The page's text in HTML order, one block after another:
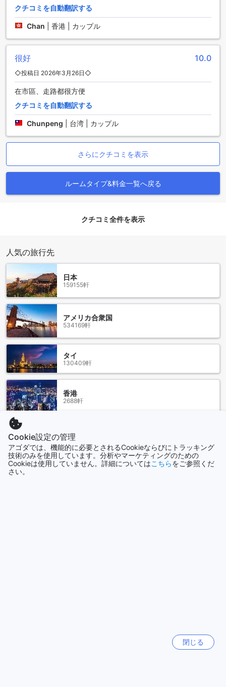
K ホテル ジーロンから徒歩圏内には、台湾のグルメと文化を
堪能できる基隆廟口夜市があります。夜市では、新鮮な海産
物や地元の美味しい屋台料理を楽しむことができ、台湾の活
の風情を感じられる絶景スポットで、海の景色とともに散策
を楽しめます。さらに、歴史的な趣を持つ台湾省城隍廟や基
隆城隍廟は、台湾の伝統的な宗教文化に触れることができる
重要な文化財です。中正公園や基隆中正公園では、緑豊かな
策好きにおすすめです。
便利な交通アクセス：基隆駅と三坑駅周辺の交通網
K ホテル ジーロンは、基隆市の中心部に位置し、公共交通機
市内外への移動がスムーズに行え、観光やビジネスの拠点と
して理想的な立地となっています。基隆駅からはバスやタク
クセスできます。
Italian Restaurantsがおすすめです。また、新鮮な海の幸を味
わいたいなら、Keelunggang Seafood RestaurantやWu Lang
国料理店もあり、異国情緒を満喫できます。その他にも、
GoodtimesやTeishoku 8 Keelung Restaurant、Ze Shi
Izakaya Restaurant、Tokiya Keelung、Jhujian Keelung
Nanrong Branchなど、多彩な料理が楽しめるレストランが揃
っています。どの店も駅からアクセスしやすく、地元の味を
存分に堪能できる絶好のスポットです。
周辺のショッピングランドマーク
K ホテル ジーロンの周辺には、地元の魅力を感じられるショ
ッピングスポットが点在しています。まず、活気あふれる博
愛市場では、新鮮な海産物や地元の特産品を手に入れること
ができ、地元の暮らしを身近に感じられます。また、伝統的
な味を楽しめるチュアンリー米クッキーは、お土産としても
人気の逸品です。さらに、夜になると賑わう敦安夜市では、
多彩な屋台料理やお土産品を楽しみながら、地元の夜の雰囲
気を満喫できます。これらのスポットは、観光の合間に訪れ
るのにぴったりで、基隆市の魅力を存分に味わえる場所で
す。
K ホテル ジーロンは、その優れたロケーションにより、多く
のゲストから絶賛されています。市内の便利な場所に位置
クチコミを自動翻訳する
Chan 香港 | カップル
很好 10.0
◇投稿日 2026年3月26日◇
在市區、走路都很方便
クチコミを自動翻訳する
Chunpeng 台湾 | カップル
さらにクチコミを表示
ルームタイプ&料金一覧へ戻る
クチコミ全件を表示
人気の旅行先
日本
159155軒
アメリカ合衆国
534169軒
タイ
130409軒
香港
2688軒
シンガポール
1501軒
Cookie設定の管理
アゴダでは、機能的に必要とされるCookieならびにトラッキング
技術のみを使用しています。分析やマーケティングのための
Cookieは使用していません。詳細についてはこちらをご参照くだ
さい。
閉じる